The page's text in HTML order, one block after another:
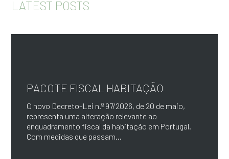
LATEST POSTS
PACOTE FISCAL HABITAÇÃO
O novo Decreto-Lei n.º 97/2026, de 20 de maio,
representa uma alteração relevante ao
enquadramento fiscal da habitação em Portugal.
Com medidas que passam...